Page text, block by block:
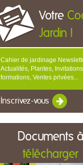
Votre
Jardin !
Cahier de jardinage
Actualités, Plantes,
formations, Ventes privées...
Inscrivez-vous
Documents à
télécharger